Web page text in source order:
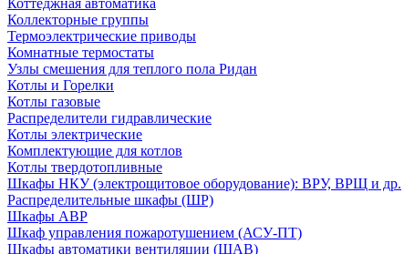
Коттеджная автоматика
Коллекторные группы
Термоэлектрические приводы
Комнатные термостаты
Узлы смешения для теплого пола Ридан
Котлы и Горелки
Котлы газовые
Распределители гидравлические
Котлы электрические
Комплектующие для котлов
Котлы твердотопливные
Шкафы НКУ (электрощитовое оборудование): ВРУ, ВРЩ и др.
Распределительные шкафы (ШР)
Шкафы АВР
Шкаф управления пожаротушением (АСУ-ПТ)
Шкафы автоматики вентиляции (ШАВ)